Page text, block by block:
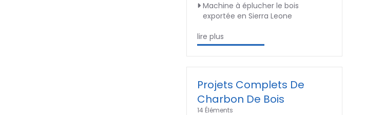
Machine à éplucher le bois
exportée en Sierra Leone
lire plus
Projets Complets De
Charbon De Bois
14 Éléments